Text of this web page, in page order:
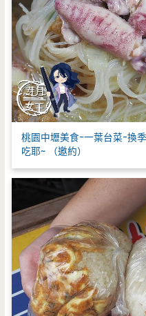
桃園中壢美食-一葉台菜-換
吃耶~ （邀約）